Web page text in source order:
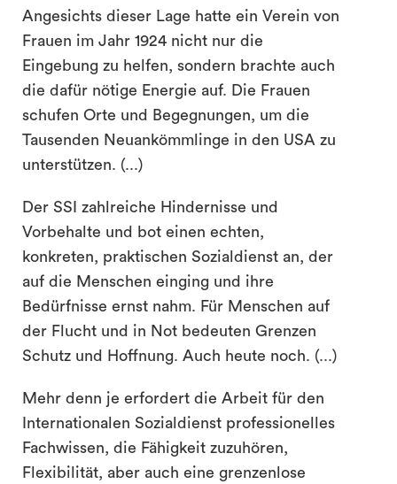
Angesichts dieser Lage hatte ein Verein von
Frauen im Jahr 1924 nicht nur die
Eingebung zu helfen, sondern brachte auch
die dafür nötige Energie auf. Die Frauen
schufen Orte und Begegnungen, um die
Tausenden Neuankömmlinge in den USA zu
unterstützen. (...)
Der SSI zahlreiche Hindernisse und
Vorbehalte und bot einen echten,
konkreten, praktischen Sozialdienst an, der
auf die Menschen einging und ihre
Bedürfnisse ernst nahm. Für Menschen auf
der Flucht und in Not bedeuten Grenzen
Schutz und Hoffnung. Auch heute noch. (...)
Mehr denn je erfordert die Arbeit für den
Internationalen Sozialdienst professionelles
Fachwissen, die Fähigkeit zuzuhören,
Flexibilität, aber auch eine grenzenlose